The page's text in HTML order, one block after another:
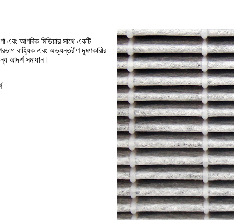
এবং আণবিক মিডিয়ার সাথে একটি
বাহ্যিক এবং অভ্যন্তরীণ দূষণকারীর
আদর্শ সমাধান।